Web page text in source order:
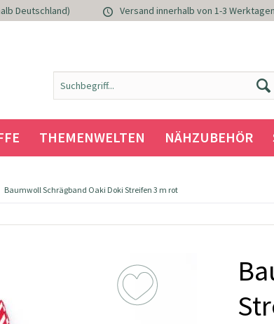
Deutschland) Versand innerhalb von 1-3 Werktagen
THEMENWELTEN NÄHZUBEHÖR
Baumwoll Schrägband Oaki Doki Streifen 3 m rot